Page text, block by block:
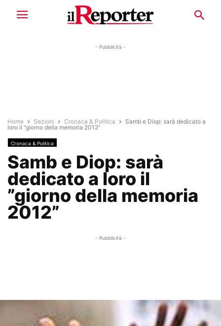
- Pubblicità -
Home Sezioni Cronaca & Politica
Samb e Diop: sarà dedicato a
loro il ”giorno della memoria 2012”
Cronaca & Politica
Samb e Diop: sarà
dedicato a loro il
”giorno della memoria
2012”
- Pubblicità -